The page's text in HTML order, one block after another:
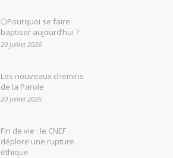
🌕Pourquoi se faire
baptiser aujourd’hui ?
20 juillet 2026
Les nouveaux chemins
de la Parole
20 juillet 2026
Fin de vie : le CNEF
déplore une rupture
éthique